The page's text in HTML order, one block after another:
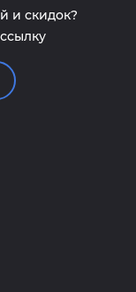
и скидок?